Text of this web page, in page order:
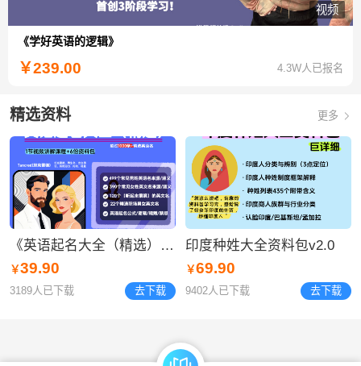
视频
《学好英语的逻辑》
￥239.00 4.3W人已报名
精选资料 更多
《英语起名大全（精选）》资料包
￥39.90
3189人已下载 去下载
​印度种姓大全资料包v2.0
￥69.90
9402人已下载 去下载